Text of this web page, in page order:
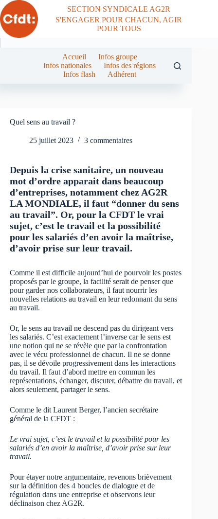
SECTION SYNDICALE AG2R
S'ENGAGER POUR CHACUN, AGIR
POUR TOUS
Accueil
Infos groupe
Infos nationales
Infos des régions
Infos flash
Adhérent
Quel sens au travail ?
25 juillet 2023 3 commentaires
Depuis la crise sanitaire, un nouveau
mot d’ordre apparait dans beaucoup
d’entreprises, notamment chez AG2R
LA MONDIALE, il faut “donner du sens
au travail”. Or, pour la CFDT le vrai
sujet, c’est le travail et la possibilité
pour les salariés d’en avoir la maîtrise,
d’avoir prise sur leur travail.
Comme il est difficile aujourd’hui de pourvoir les postes
proposés par le groupe, la facilité serait de penser que
pour garder nos collaborateurs, il faut nourrir les
nouvelles relations au travail en leur redonnant du sens
au travail.
Or, le sens au travail ne descend pas du dirigeant vers
les salariés. C’est exactement l’inverse car le sens est
une notion qui ne se révèle que par la confrontation
avec le vécu professionnel de chacun. Il ne se donne
pas, il se dévoile progressivement dans les interactions
du travail. Il faut d’abord mettre en commun les
représentations, échanger, discuter, débattre du travail, et
alors seulement, partager le sens.
Comme le dit Laurent Berger, l’ancien secrétaire
général de la CFDT :
Le vrai sujet, c’est le travail et la possibilité pour les
salariés d’en avoir la maîtrise, d’avoir prise sur leur
travail.
Pour étayer notre argumentaire, revenons brièvement
sur la définition des 4 boucles de dialogue et de
régulation dans une entreprise et observons leur
déclinaison chez AG2R.